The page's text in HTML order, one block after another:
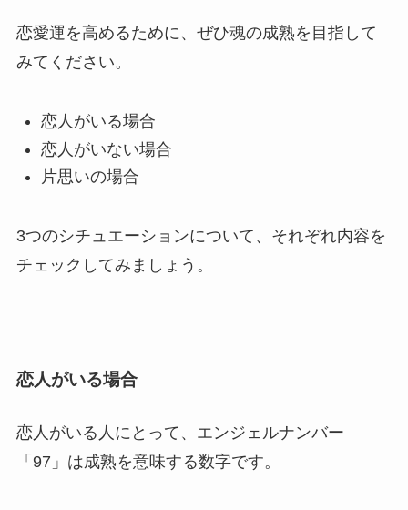
恋愛運を高めるために、ぜひ魂の成熟を目指して
みてください。
恋人がいる場合
恋人がいない場合
片思いの場合
3つのシチュエーションについて、それぞれ内容を
チェックしてみましょう。
恋人がいる場合
恋人がいる人にとって、エンジェルナンバー
「97」は成熟を意味する数字です。